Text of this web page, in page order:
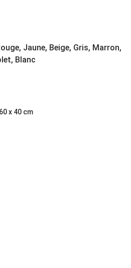
Jaune, Beige, Gris, Marron,
Blanc
x 40 cm